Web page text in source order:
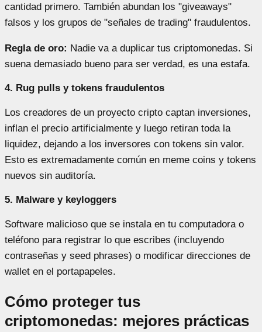
cantidad primero. También abundan los "giveaways"
falsos y los grupos de "señales de trading" fraudulentos.
Regla de oro: Nadie va a duplicar tus criptomonedas. Si
suena demasiado bueno para ser verdad, es una estafa.
4. Rug pulls y tokens fraudulentos
Los creadores de un proyecto cripto captan inversiones,
inflan el precio artificialmente y luego retiran toda la
liquidez, dejando a los inversores con tokens sin valor.
Esto es extremadamente común en meme coins y tokens
nuevos sin auditoría.
5. Malware y keyloggers
Software malicioso que se instala en tu computadora o
teléfono para registrar lo que escribes (incluyendo
contraseñas y seed phrases) o modificar direcciones de
wallet en el portapapeles.
Cómo proteger tus
criptomonedas: mejores prácticas